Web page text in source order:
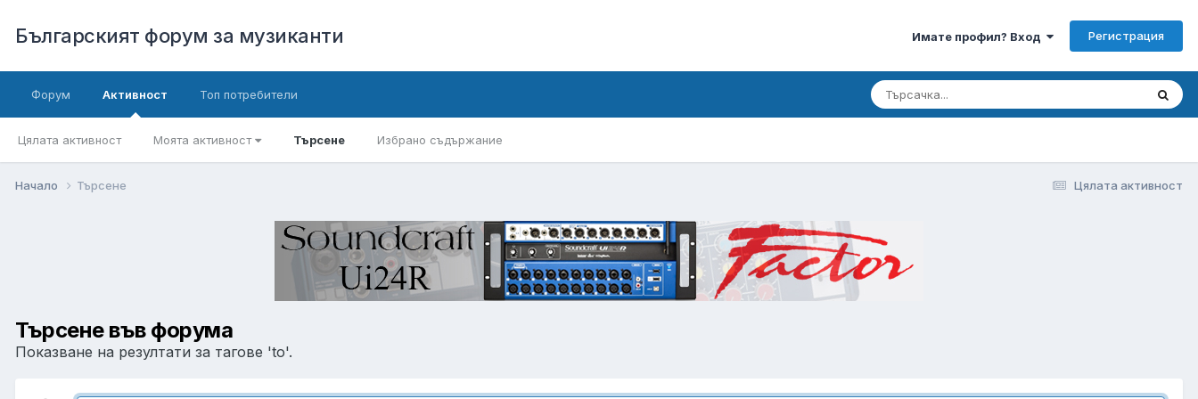
Българският форум за музиканти Имате профил? Вход Регистрация
Форум Активност
Цялата активност Моята активност Търсене Избрано съдържание
Топ потребители
Цялата активност
Начало Търсене
Търсене във форума
Показване на резултати за тагове 'to'.